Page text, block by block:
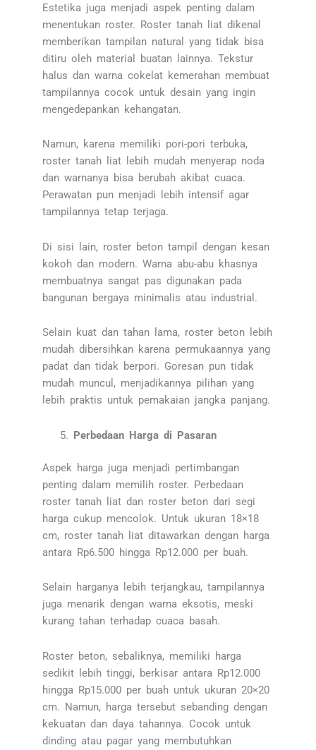
Estetika juga menjadi aspek penting dalam
menentukan roster. Roster tanah liat dikenal
memberikan tampilan natural yang tidak bisa
ditiru oleh material buatan lainnya. Tekstur
halus dan warna cokelat kemerahan membuat
tampilannya cocok untuk desain yang ingin
mengedepankan kehangatan.
Namun, karena memiliki pori-pori terbuka,
roster tanah liat lebih mudah menyerap noda
dan warnanya bisa berubah akibat cuaca.
Perawatan pun menjadi lebih intensif agar
tampilannya tetap terjaga.
Di sisi lain, roster beton tampil dengan kesan
kokoh dan modern. Warna abu-abu khasnya
membuatnya sangat pas digunakan pada
bangunan bergaya minimalis atau industrial.
Selain kuat dan tahan lama, roster beton lebih
mudah dibersihkan karena permukaannya yang
padat dan tidak berpori. Goresan pun tidak
mudah muncul, menjadikannya pilihan yang
lebih praktis untuk pemakaian jangka panjang.
Perbedaan Harga di Pasaran
Aspek harga juga menjadi pertimbangan
penting dalam memilih roster. Perbedaan
roster tanah liat dan roster beton dari segi
harga cukup mencolok. Untuk ukuran 18×18
cm, roster tanah liat ditawarkan dengan harga
antara Rp6.500 hingga Rp12.000 per buah.
Selain harganya lebih terjangkau, tampilannya
juga menarik dengan warna eksotis, meski
kurang tahan terhadap cuaca basah.
Roster beton, sebaliknya, memiliki harga
sedikit lebih tinggi, berkisar antara Rp12.000
hingga Rp15.000 per buah untuk ukuran 20×20
cm. Namun, harga tersebut sebanding dengan
kekuatan dan daya tahannya. Cocok untuk
dinding atau pagar yang membutuhkan